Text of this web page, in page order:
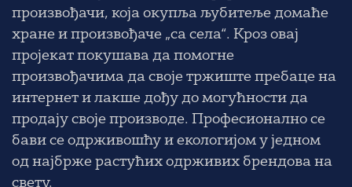
произвођачи, која окупља љубитеље домаће
хране и произвођаче „са села“. Кроз овај
пројекат покушава да помогне
произвођачима да своје тржиште пребаце на
интернет и лакше дођу до могућности да
продају своје производе. Професионално се
бави се одрживошћу и екологијом у једном
од најбрже растућих одрживих брендова на
свету.